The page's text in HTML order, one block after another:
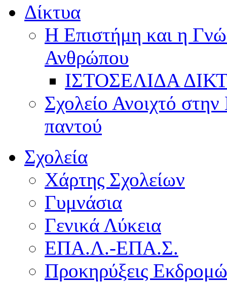
Δίκτυα
Η Επιστήμη και η
Ανθρώπου
ΙΣΤΟΣΕΛΙΔΑ
Σχολείο Ανοιχτό
παντού
Σχολεία
Χάρτης Σχολείων
Γυμνάσια
Γενικά Λύκεια
ΕΠΑ.Λ.-ΕΠΑ.Σ.
Προκηρύξεις